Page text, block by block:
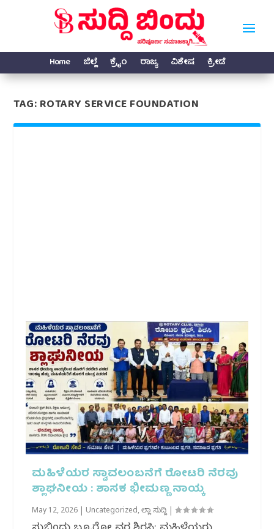
Home ಜಿಲ್ಲೆ ಕ್ರೈಂ ರಾಜ್ಯ ವಿಶೇಷ ಕ್ರೀಡೆ
TAG:ROTARY SERVICE FOUNDATION
ಮಹಿಳೆಯರ ಸ್ವಾವಲಂಬನೆಗೆ ರೋಟರಿ ನೆರವು
ಶ್ಲಾಘನೀಯ : ಶಾಸಕ ಭೀಮಣ್ಣ ನಾಯ್ಕ
May 12, 2026 Uncategorized,ಜಿಲ್ಲಾ ಸುದ್ದಿ |